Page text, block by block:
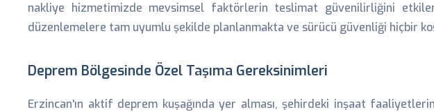
nakliye hizmetimizde mevsimsel faktörlerin teslimat güvenilirliğini
düzenlemelere tam uyumlu şekilde planlanmakta ve sürücü güvenliği hiçbir
Deprem Bölgesinde Özel Taşıma Gereksinimleri
Erzincan'ın aktif deprem kuşağında yer alması, şehirdeki inşaat